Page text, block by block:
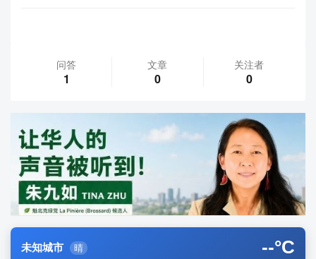
问答
1
文章
0
关注者
0
未知城市 晴 --°C